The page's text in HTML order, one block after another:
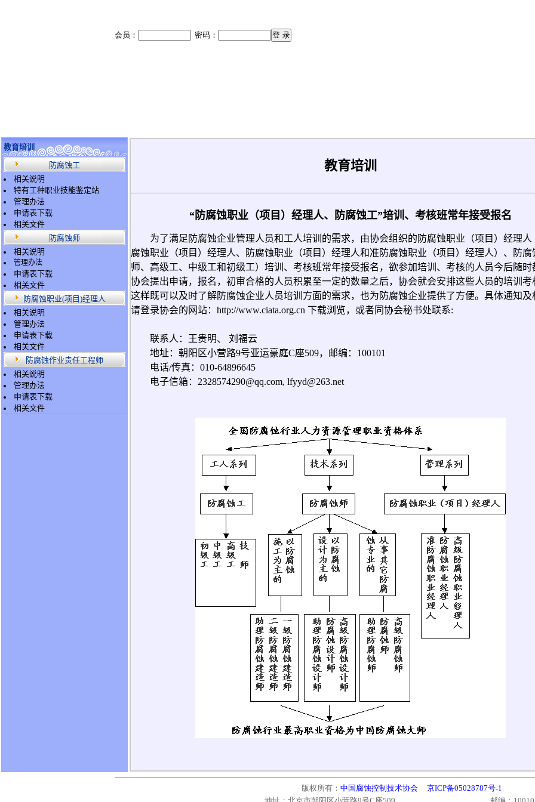
教育培训
防腐蚀工
相关说明
特有工种职业技能鉴定站
管理办法
申请表下载
相关文件
防腐蚀师
相关说明
管理办法
申请表下载
相关文件
防腐蚀职业(项目)经理人
相关说明
管理办法
申请表下载
相关文件
防腐蚀作业责任工程师
相关说明
管理办法
申请表下载
相关文件
教育培训
“防腐蚀职业（项目）经理人、防腐蚀工”培训、考核班常年接受报名
为了满足防腐蚀企业管理人员和工人培训的需求，由协会组织的防腐蚀职业（项目）经理人
腐蚀职业（项目）经理人、防腐蚀职业（项目）经理人和准防腐蚀职业（项目）经理人）、防腐
师、高级工、中级工和初级工）培训、考核班常年接受报名，欲参加培训、考核的人员今后随时
协会提出申请，报名，初审合格的人员积累至一定的数量之后，协会就会安排这些人员的培训考
这样既可以及时了解防腐蚀企业人员培训方面的需求，也为防腐蚀企业提供了方便。具体通知及
请登录协会的网站：http://www.ciata.org.cn 下载浏览，或者同协会秘书处联系:
联系人：王贵明、
刘福云
地址：朝阳区小营路9号亚运豪庭C座509，邮编：100101
电话/传真：010-64896645
电子信箱： 2328574290@qq.com, lfyyd@263.net